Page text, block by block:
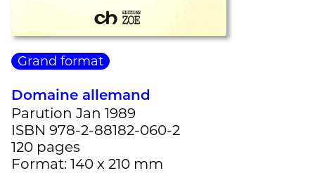
Grand format
Domaine allemand
Parution Jan 1989
ISBN 978-2-88182-060-2
120 pages
Format: 140 x 210 mm